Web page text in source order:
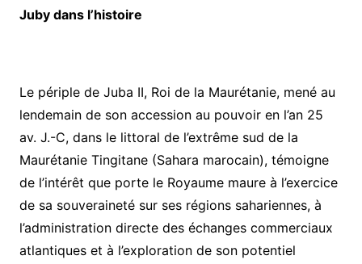
Juby dans l’histoire
Le périple de Juba II, Roi de la Maurétanie, mené au
lendemain de son accession au pouvoir en l’an 25
av. J.-C, dans le littoral de l’extrême sud de la
Maurétanie Tingitane (Sahara marocain), témoigne
de l’intérêt que porte le Royaume maure à l’exercice
de sa souveraineté sur ses régions sahariennes, à
l’administration directe des échanges commerciaux
atlantiques et à l’exploration de son potentiel